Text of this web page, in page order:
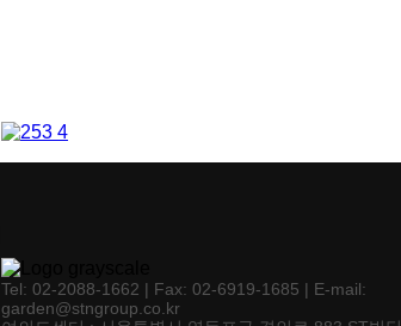
Tel: 02-2088-1662 | Fax: 02-6919-1685 | E-mail:
garden@stngroup.co.kr